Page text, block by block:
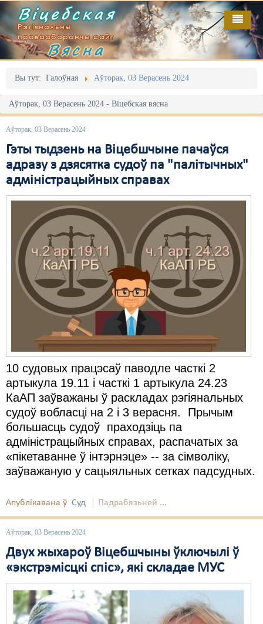
Віцебская
Рэгіянальны
праваабарончы сайт
Вясна
Вы тут: Галоўная Аўторак, 03 Верасень 2024
Аўторак, 03 Верасень 2024 - Віцебская вясна
Аўторак, 03 Верасень 2024
Гэты тыдзень на Віцебшчыне пачаўся
адразу з дзясятка судоў па "палітычных"
адміністрацыйных справах
10 судовых працэсаў паводле часткі 2
артыкула 19.11 і часткі 1 артыкула 24.23
КаАП заўважаны ў раскладах рэгіянальных
судоў вобласці на 2 і 3 верасня. Прычым
большасць судоў праходзіць па
адміністрацыйных справах, распачатых за
«пікетаванне ў інтэрнэце» -- за сімволіку,
заўважаную у сацыяльных сетках падсудных.
Апублікавана ў Суд Падрабязьней ...
Аўторак, 03 Верасень 2024
Двух жыхароў Віцебшчыны ўключылі ў
«экстрэмісцкі спіс», які складае МУС
Галоўная
Адміністрацыйны перасьлед
Акцыі
Выбары
Грамадзянскія ініцыятывы
Дзяржава
Дыскрымінацыя
Затрыманьні
Карная псыхіятрыя
КПЧ ААН
Культурныя правы
Мігранты
Мірныя сходы
Палітвязьні
Праваабаронцы
Правы дзіцяці
Пэнітэнцыярная сыстэма
Распальваньне варожасьці
Свабода слова
Свабода сумленьня
Суд
Сьмяротнае пакараньне
Выданьні
Відэа
Пра нас
RSS